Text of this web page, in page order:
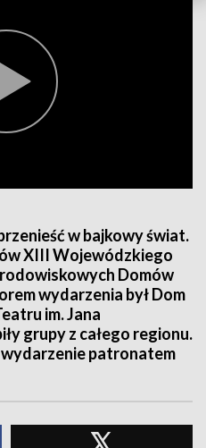
w bajkowy świat.
XIII Wojewódzkiego
Domów
wydarzenia był Dom
im. Jana
grupy z całego regionu.
wydarzenie patronatem